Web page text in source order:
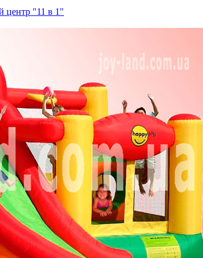
центр "11 в 1"